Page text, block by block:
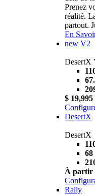
Prenez
réalité.
partout.
En
new V2
DesertX
$ 19,995
DesertX
DesertX
À partir
Rally